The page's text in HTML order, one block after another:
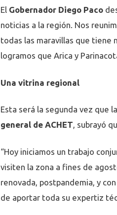
El Gobernador Diego Paco
noticias a la región. Nos
todas las maravillas que tiene
logramos que Arica y
Una vitrina regional
Esta será la segunda vez
general de ACHET, subrayó
“Hoy iniciamos un trabajo
visiten la zona a fines de
renovada, postpandemia, y
de aportar toda su expertiz